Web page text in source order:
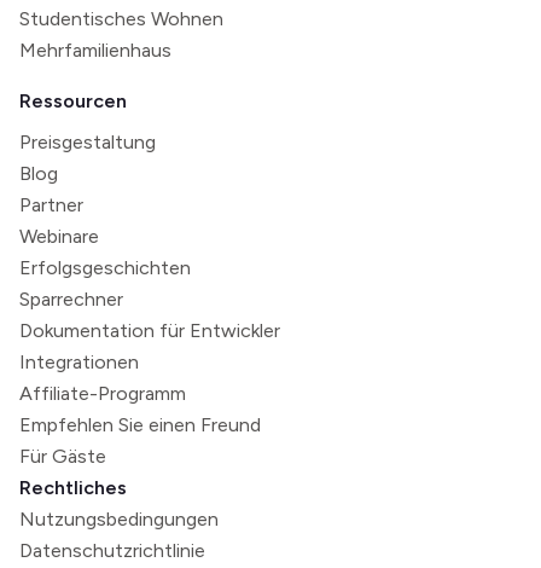
Studentisches Wohnen
Mehrfamilienhaus
Ressourcen
Preisgestaltung
Blog
Partner
Webinare
Erfolgsgeschichten
Sparrechner
Dokumentation für Entwickler
Integrationen
Affiliate-Programm
Empfehlen Sie einen Freund
Für Gäste
Rechtliches
Nutzungsbedingungen
Datenschutzrichtlinie